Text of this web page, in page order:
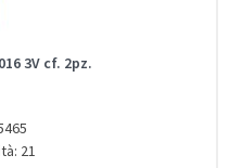
3V cf. 2pz.
21